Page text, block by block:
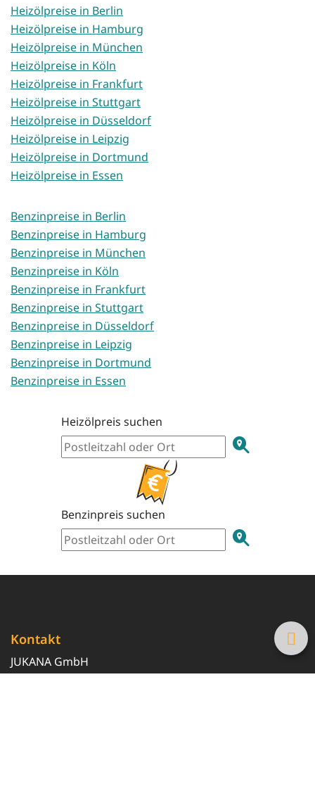
Heizölpreise in Berlin
Heizölpreise in Hamburg
Heizölpreise in München
Heizölpreise in Köln
Heizölpreise in Frankfurt
Heizölpreise in Stuttgart
Heizölpreise in Düsseldorf
Heizölpreise in Leipzig
Heizölpreise in Dortmund
Heizölpreise in Essen
Benzinpreise in Berlin
Benzinpreise in Hamburg
Benzinpreise in München
Benzinpreise in Köln
Benzinpreise in Frankfurt
Benzinpreise in Stuttgart
Benzinpreise in Düsseldorf
Benzinpreise in Leipzig
Benzinpreise in Dortmund
Benzinpreise in Essen
Heizölpreis suchen
Benzinpreis suchen
Kontakt
JUKANA GmbH